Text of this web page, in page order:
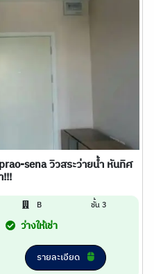
sena วิวสระว่ายน้ำ​ หันทิศ
!!!
B ชั้น 3
ว่างให้เช่า
รายละเอียด